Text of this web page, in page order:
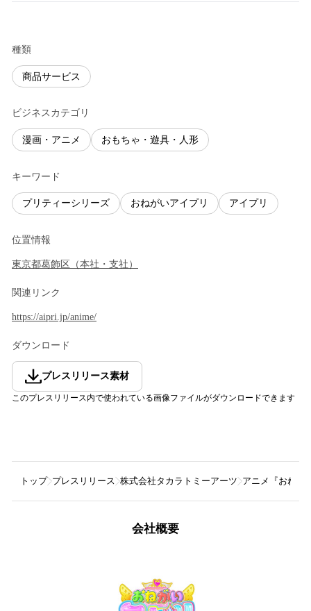
種類
商品サービス
ビジネスカテゴリ
漫画・アニメ おもちゃ・遊具・人形
キーワード
プリティーシリーズ おねがいアイプリ アイプリ
位置情報
東京都葛飾区 （本社・支社 ）
関連リンク
https://aipri.jp/anime/
ダウンロード
プレスリリース素材
このプレスリリース内で使われている画像ファイルがダウンロードできます
トップ プレスリリース 株式会社タカラトミーアーツ アニメ『おねが
会社概要